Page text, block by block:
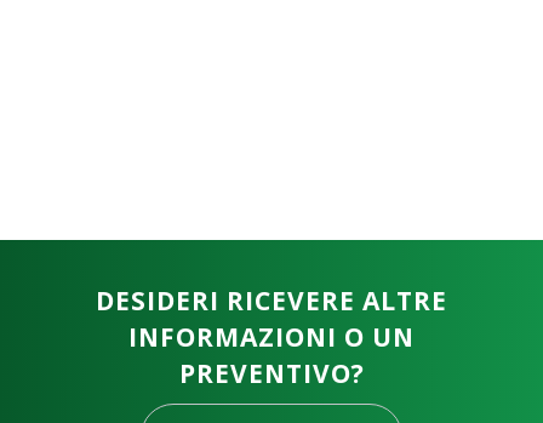
DESIDERI RICEVERE ALTRE
INFORMAZIONI O UN
PREVENTIVO?